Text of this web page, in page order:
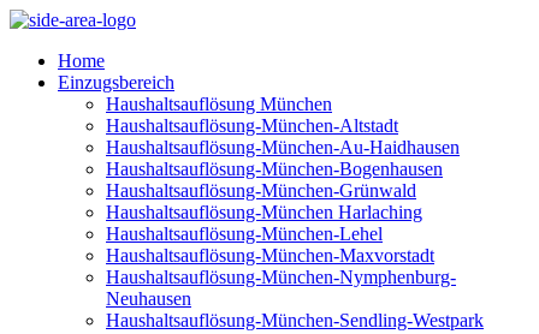
Home
Einzugsbereich
Haushaltsauflösung München
Haushaltsauflösung-München-Altstadt
Haushaltsauflösung-München-Au-Haidhausen
Haushaltsauflösung-München-Bogenhausen
Haushaltsauflösung-München-Grünwald
Haushaltsauflösung-München Harlaching
Haushaltsauflösung-München-Lehel
Haushaltsauflösung-München-Maxvorstadt
Haushaltsauflösung-München-Nymphenburg-
Neuhausen
Haushaltsauflösung-München-Sendling-Westpark